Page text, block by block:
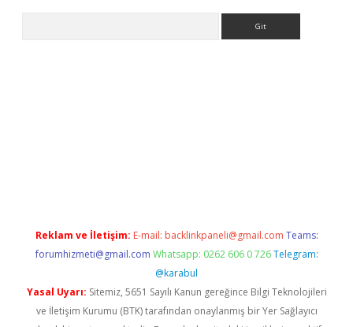
Reklam ve İletişim: E-mail: backlinkpaneli@gmail.com Teams:
forumhizmeti@gmail.com Whatsapp: 0262 606 0 726 Telegram:
@karabul
Yasal Uyarı: Sitemiz, 5651 Sayılı Kanun gereğince Bilgi Teknolojileri
ve İletişim Kurumu (BTK) tarafından onaylanmış bir Yer Sağlayıcı